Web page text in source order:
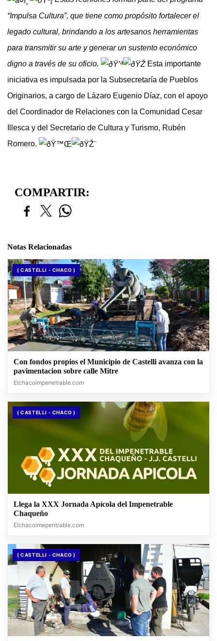
“Impulsa Cultura”, que tiene como propósito fortalecer el
legado cultural, brindando a los artesanos herramientas
para transmitir su arte y generar un sustento económico
digno a través de su oficio.
Esta importante
iniciativa es impulsada por la Subsecretaría de Pueblos
Originarios, a cargo de Lázaro Eugenio Díaz, con el apoyo
del Coordinador de Relaciones con la Comunidad Cesar
Illesca y del Secretario de Cultura y Turismo, Rubén
Romero.
COMPARTIR:
Notas Relacionadas
( CASTELLI - CHACO )
Con fondos propios el Municipio de Castelli avanza con la
pavimentacion sobre calle Mitre
Elchacoimpenetrable.com
( CASTELLI - CHACO )
Llega la XXX Jornada Apícola del Impenetrable
Chaqueño
Elchacoimepentrable.com
( CASTELLI - CHACO )